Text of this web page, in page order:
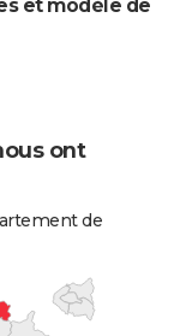
et modèle de
ont
de